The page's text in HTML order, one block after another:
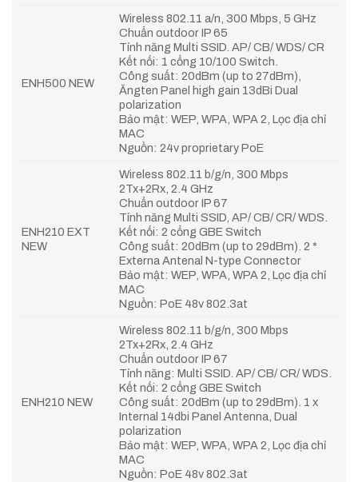
ENH500 NEW
Wireless 802.11 a/n, 300 Mbps, 5 GHz
Chuẩn outdoor IP 65
Tính năng Multi SSID. AP/ CB/ WDS/ CR
Kết nối: 1 cổng 10/100 Switch.
Công suất: 20dBm (up to 27dBm),
Ăngten Panel high gain 13dBi Dual
polarization
Bảo mật: WEP, WPA, WPA 2, Lọc địa chỉ
MAC
Nguồn: 24v proprietary PoE
ENH210 EXT
NEW
Wireless 802.11 b/g/n, 300 Mbps
2Tx+2Rx, 2.4 GHz
Chuẩn outdoor IP 67
Tính năng Multi SSID, AP/ CB/ CR/ WDS.
Kết nối: 2 cổng GBE Switch
Công suất: 20dBm (up to 29dBm). 2 *
Externa Antenal N-type Connector
Bảo mật: WEP, WPA, WPA 2, Lọc địa chỉ
MAC
Nguồn: PoE 48v 802.3at
ENH210 NEW
Wireless 802.11 b/g/n, 300 Mbps
2Tx+2Rx, 2.4 GHz
Chuẩn outdoor IP 67
Tính năng: Multi SSID. AP/ CB/ CR/ WDS.
Kết nối: 2 cổng GBE Switch
Công suất: 20dBm (up to 29dBm). 1 x
Internal 14dbi Panel Antenna, Dual
polarization
Bảo mật: WEP, WPA, WPA 2, Lọc địa chỉ
MAC
Nguồn: PoE 48v 802.3at